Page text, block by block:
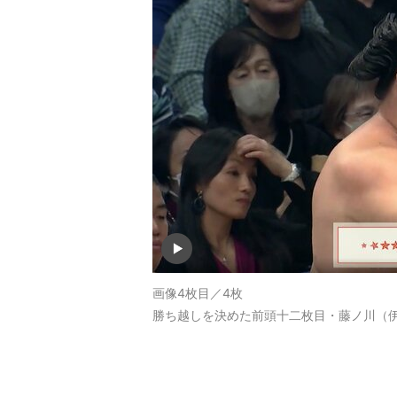
画像4枚目／4枚
勝ち越しを決めた前頭十二枚目・藤ノ川（